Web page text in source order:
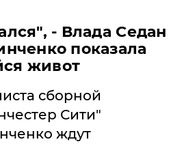
- Влада Седан
показала
живот
сборной
Сити"
ждут